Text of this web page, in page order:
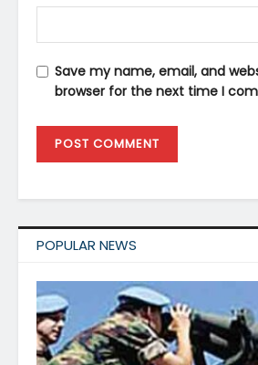
Save my name, email, and
browser for the next time I
POPULAR NEWS